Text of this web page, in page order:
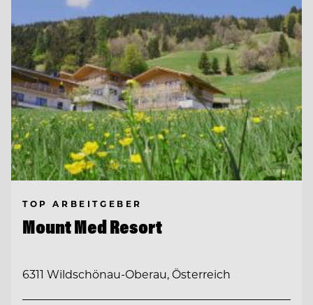
TOP ARBEITGEBER
Mount Med Resort
6311 Wildschönau-Oberau, Österreich